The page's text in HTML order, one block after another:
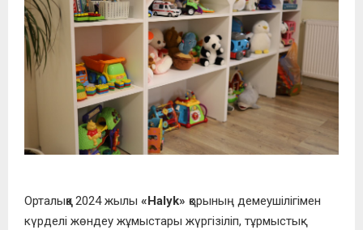
Орталыққа 2024 жылы «Halyk» қорының демеушілігімен
күрделі жөндеу жұмыстары жүргізіліп, тұрмыстық